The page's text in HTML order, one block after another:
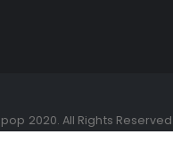
2020. All Rights